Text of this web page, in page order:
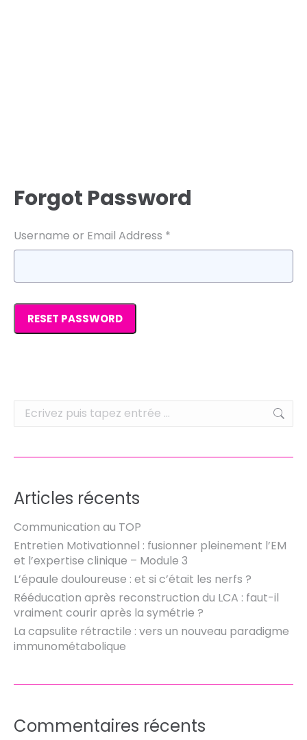
Forgot Password
Username or Email Address *
Recherche
:
Articles récents
Communication au TOP
Entretien Motivationnel : fusionner pleinement l’EM
et l’expertise clinique – Module 3
L’épaule douloureuse : et si c’était les nerfs ?
Rééducation après reconstruction du LCA : faut-il
vraiment courir après la symétrie ?
La capsulite rétractile : vers un nouveau paradigme
immunométabolique
Commentaires récents